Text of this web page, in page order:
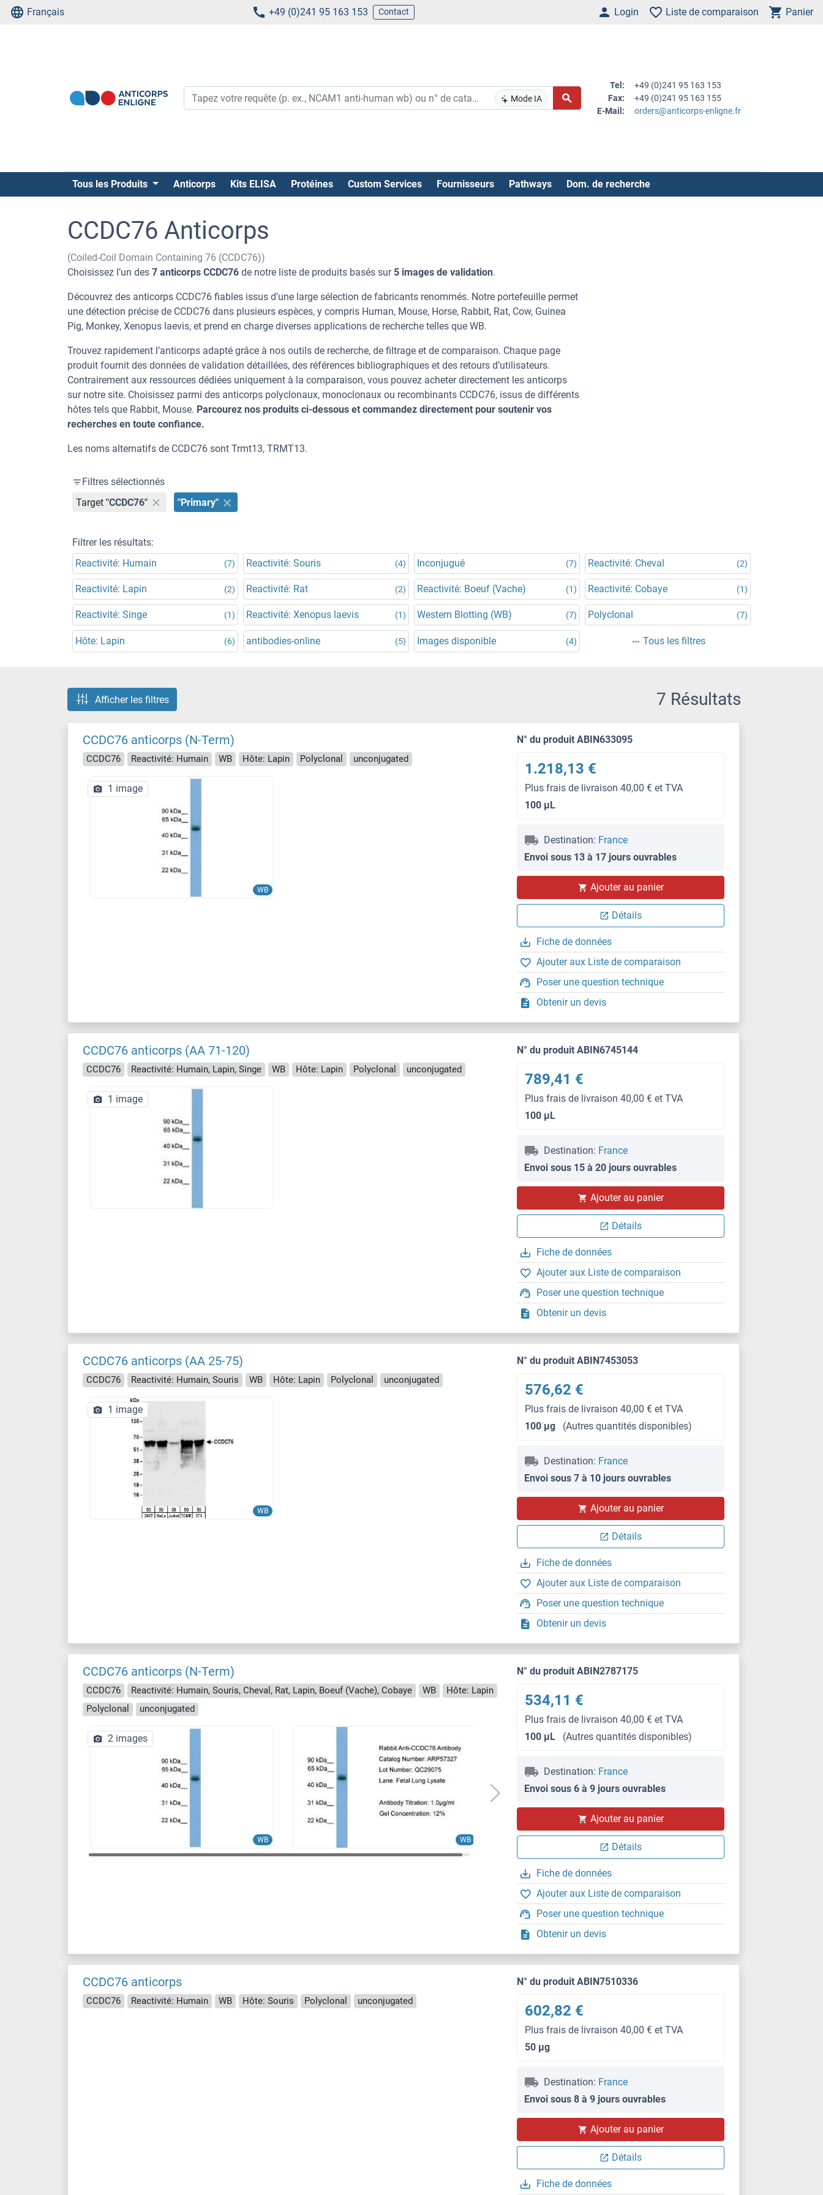
Français +49 (0)241 95 163 153 Contact Login Liste de comparaison Panier
Mode IA
Tel:
+49 (0)241 95 163 153
Fax:
+49 (0)241 95 163 155
E-Mail:
orders@anticorps-enligne.fr
Tous les Produits Anticorps Kits ELISA Protéines Custom Services Fournisseurs Pathways Dom. de recherche
CCDC76 Anticorps
(Coiled-Coil Domain Containing 76 (CCDC76))
Choisissez l’un des 7 anticorps CCDC76 de notre liste de produits basés sur 5 images de validation.
Découvrez des anticorps CCDC76 fiables issus d’une large sélection de fabricants renommés. Notre portefeuille permet
une détection précise de CCDC76 dans plusieurs espèces, y compris Human, Mouse, Horse, Rabbit, Rat, Cow, Guinea
Pig, Monkey, Xenopus laevis, et prend en charge diverses applications de recherche telles que WB.
Trouvez rapidement l’anticorps adapté grâce à nos outils de recherche, de filtrage et de comparaison. Chaque page
produit fournit des données de validation détaillées, des références bibliographiques et des retours d’utilisateurs.
Contrairement aux ressources dédiées uniquement à la comparaison, vous pouvez acheter directement les anticorps
sur notre site. Choisissez parmi des anticorps polyclonaux, monoclonaux ou recombinants CCDC76, issus de différents
hôtes tels que Rabbit, Mouse. Parcourez nos produits ci-dessous et commandez directement pour soutenir vos
recherches en toute confiance.
Les noms alternatifs de CCDC76 sont Trmt13, TRMT13.
Filtres sélectionnés
Target "CCDC76" "Primary"
Filtrer les résultats:
Reactivité: Humain
(7) Reactivité: Souris (4) Inconjugué (7) Reactivité: Cheval (2)
Reactivité: Lapin (2) Reactivité: Rat (2) Reactivité: Boeuf (Vache) (1) Reactivité: Cobaye (1)
Reactivité: Singe (1) Reactivité: Xenopus laevis (1) Western Blotting (WB) (7) Polyclonal (7)
Hôte: Lapin (6) antibodies-online (5) Images disponible (4) Tous les filtres
Afficher les filtres 7 Résultats
CCDC76 anticorps (N-Term)
CCDC76 Reactivité: Humain WB Hôte: Lapin Polyclonal unconjugated
WB
1 image
N° du produit ABIN633095
1.218,13 €
Plus frais de livraison 40,00 € et TVA
100 μL
Destination: France
Envoi sous 13 à 17 jours ouvrables
Ajouter au panier
Détails
Fiche de données
Ajouter aux Liste de comparaison
Poser une question technique
Obtenir un devis
CCDC76 anticorps (AA 71-120)
CCDC76 Reactivité: Humain, Lapin, Singe WB Hôte: Lapin Polyclonal unconjugated
1 image
N° du produit ABIN6745144
789,41 €
Plus frais de livraison 40,00 € et TVA
100 μL
Destination: France
Envoi sous 15 à 20 jours ouvrables
Ajouter au panier
Détails
Fiche de données
Ajouter aux Liste de comparaison
Poser une question technique
Obtenir un devis
CCDC76 anticorps (AA 25-75)
CCDC76 Reactivité: Humain, Souris WB Hôte: Lapin Polyclonal unconjugated
WB
1 image
N° du produit ABIN7453053
576,62 €
Plus frais de livraison 40,00 € et TVA
100 μg
(Autres quantités disponibles)
Destination: France
Envoi sous 7 à 10 jours ouvrables
Ajouter au panier
Détails
Fiche de données
Ajouter aux Liste de comparaison
Poser une question technique
Obtenir un devis
CCDC76 anticorps (N-Term)
CCDC76 Reactivité: Humain, Souris, Cheval, Rat, Lapin, Boeuf (Vache), Cobaye WB
Hôte: Lapin
Polyclonal
unconjugated
WB WB
2 images
N° du produit ABIN2787175
534,11 €
Plus frais de livraison 40,00 € et TVA
100 μL
(Autres quantités disponibles)
Destination: France
Envoi sous 6 à 9 jours ouvrables
Ajouter au panier
Détails
Fiche de données
Ajouter aux Liste de comparaison
Poser une question technique
Obtenir un devis
CCDC76 anticorps
CCDC76 Reactivité: Humain WB Hôte: Souris Polyclonal unconjugated
N° du produit ABIN7510336
602,82 €
Plus frais de livraison 40,00 € et TVA
50 μg
Destination: France
Envoi sous 8 à 9 jours ouvrables
Ajouter au panier
Détails
Fiche de données